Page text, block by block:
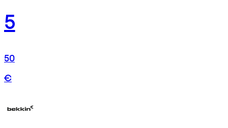
5
50
€